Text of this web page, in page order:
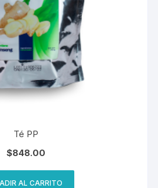
Té PP
$848.00
AL CARRITO